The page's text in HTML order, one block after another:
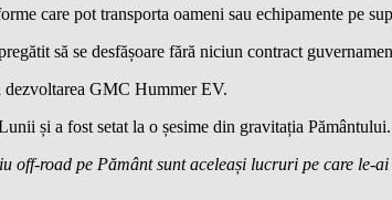
care pot transporta oameni sau echipamente pe
să se desfășoare fără niciun contract
dezvoltarea GMC Hummer EV.
și a fost setat la o șesime din gravitația Pământului.
road pe Pământ sunt aceleași lucruri pe care le-